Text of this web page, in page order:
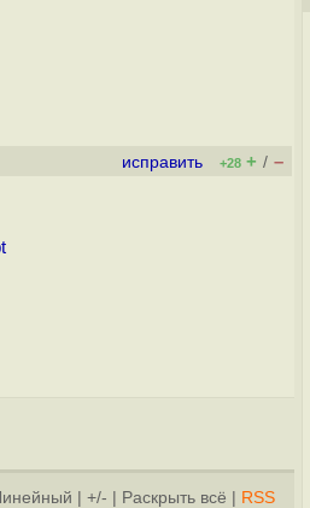
исправить +28 + / –
+/- Раскрыть всё RSS